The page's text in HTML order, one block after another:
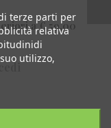
a € 59,00
terze parti per
relativa
utilizzo,